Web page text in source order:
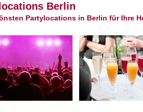
Berlin
Partylocations in Berlin für Ihre